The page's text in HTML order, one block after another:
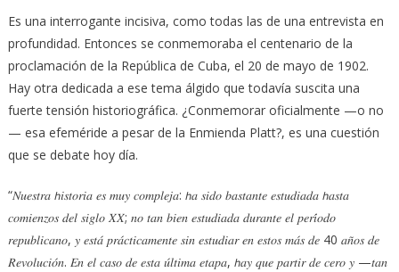
Es una interrogante incisiva, como todas las de una entrevista en
profundidad. Entonces se conmemoraba el centenario de la
proclamación de la República de Cuba, el 20 de mayo de 1902.
Hay otra dedicada a ese tema álgido que todavía suscita una
fuerte tensión historiográfica. ¿Conmemorar oficialmente —o no
— esa efeméride a pesar de la Enmienda Platt?, es una cuestión
que se debate hoy día.
“𝑁𝑢𝑒𝑠𝑡𝑟𝑎 𝘩𝑖𝑠𝑡𝑜𝑟𝑖𝑎 𝑒𝑠 𝑚𝑢𝑦 𝑐𝑜𝑚𝑝𝑙𝑒𝑗𝑎: 𝘩𝑎 𝑠𝑖𝑑𝑜 𝑏𝑎𝑠𝑡𝑎𝑛𝑡𝑒 𝑒𝑠𝑡𝑢𝑑𝑖𝑎𝑑𝑎 𝘩𝑎𝑠𝑡𝑎
𝑐𝑜𝑚𝑖𝑒𝑛𝑧𝑜𝑠 𝑑𝑒𝑙 𝑠𝑖𝑔𝑙𝑜 𝑋𝑋; 𝑛𝑜 𝑡𝑎𝑛 𝑏𝑖𝑒𝑛 𝑒𝑠𝑡𝑢𝑑𝑖𝑎𝑑𝑎 𝑑𝑢𝑟𝑎𝑛𝑡𝑒 𝑒𝑙 𝑝𝑒𝑟𝑖́𝑜𝑑𝑜
𝑟𝑒𝑝𝑢𝑏𝑙𝑖𝑐𝑎𝑛𝑜, 𝑦 𝑒𝑠𝑡𝑎́ 𝑝𝑟𝑎́𝑐𝑡𝑖𝑐𝑎𝑚𝑒𝑛𝑡𝑒 𝑠𝑖𝑛 𝑒𝑠𝑡𝑢𝑑𝑖𝑎𝑟 𝑒𝑛 𝑒𝑠𝑡𝑜𝑠 𝑚𝑎́𝑠 𝑑𝑒 40 𝑎𝑛̃𝑜𝑠 𝑑𝑒
𝑅𝑒𝑣𝑜𝑙𝑢𝑐𝑖𝑜́𝑛. 𝐸𝑛 𝑒𝑙 𝑐𝑎𝑠𝑜 𝑑𝑒 𝑒𝑠𝑡𝑎 𝑢́𝑙𝑡𝑖𝑚𝑎 𝑒𝑡𝑎𝑝𝑎, 𝘩𝑎𝑦 𝑞𝑢𝑒 𝑝𝑎𝑟𝑡𝑖𝑟 𝑑𝑒 𝑐𝑒𝑟𝑜 𝑦 —𝑡𝑎𝑛